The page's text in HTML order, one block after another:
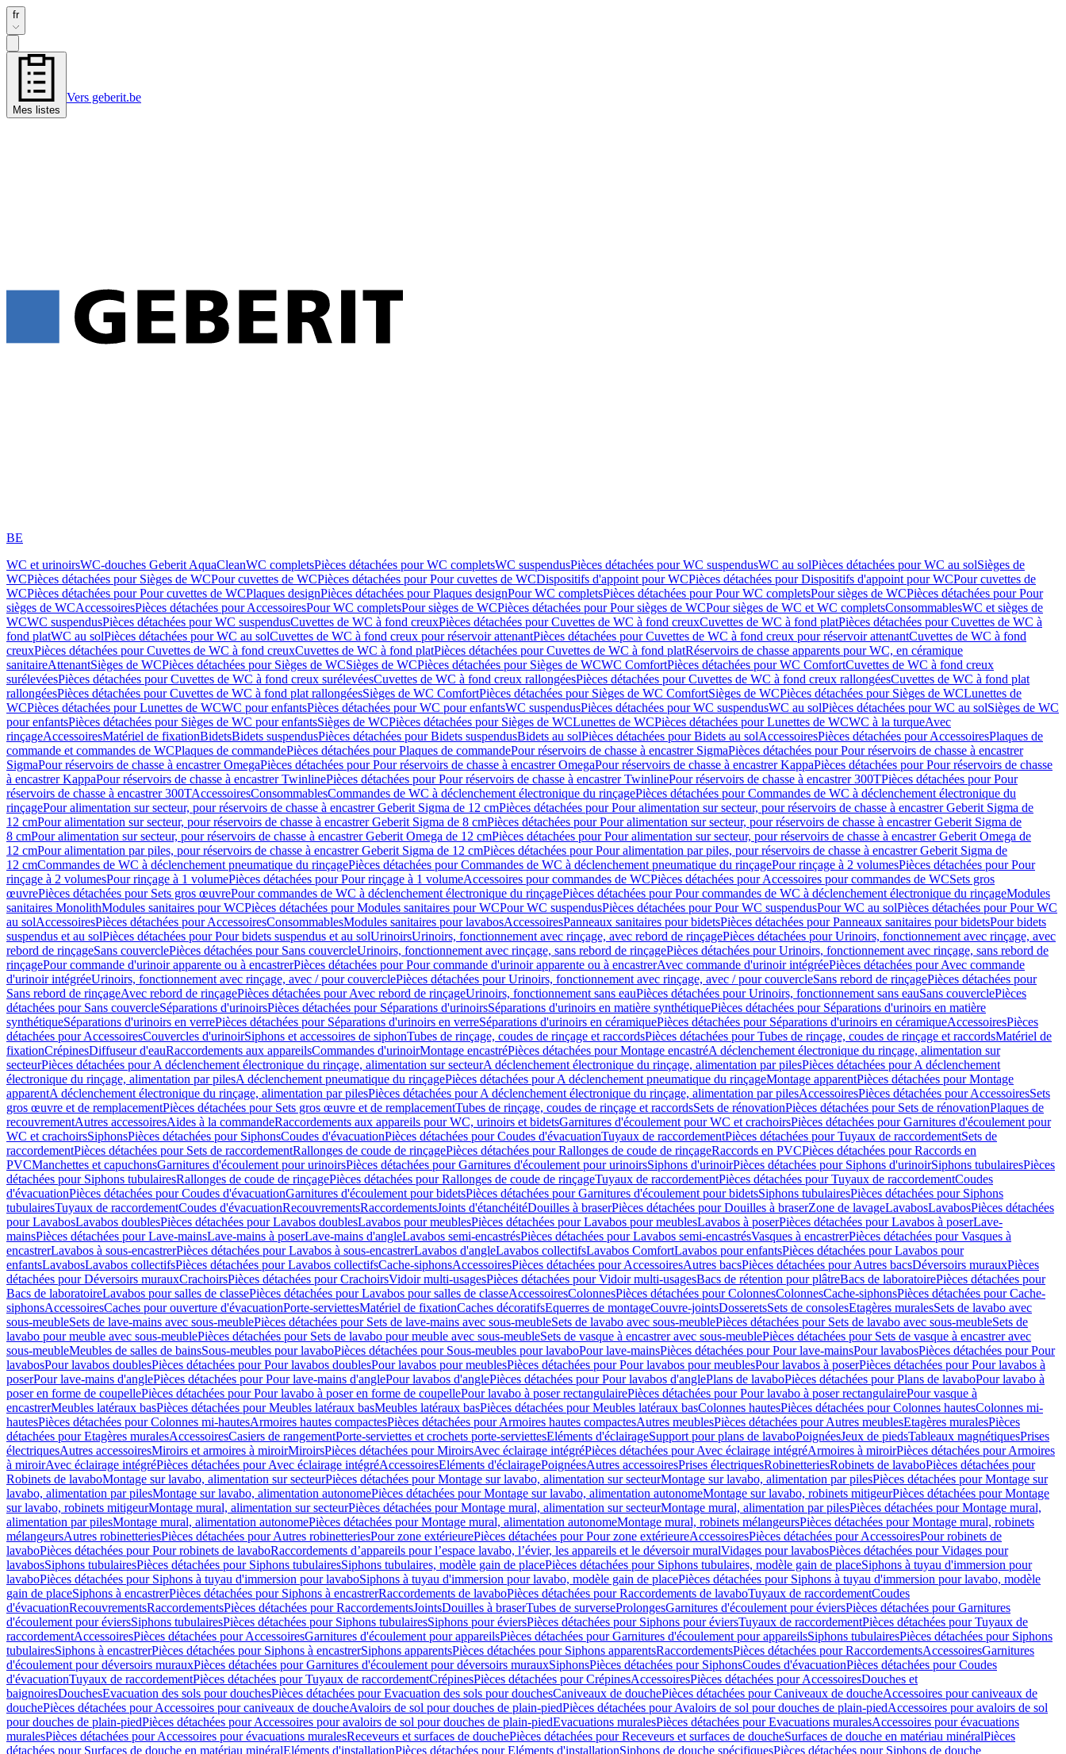
fr
Mes listes
Vers geberit.be
BE
WC et urinoirsWC-douches Geberit AquaCleanWC completsPièces détachées pour WC completsWC suspendusPièces détachées pour WC suspendusWC au solPièces détachées pour WC au solSièges de
WCPièces détachées pour Sièges de WCPour cuvettes de WCPièces détachées pour Pour cuvettes de WCDispositifs d'appoint pour WCPièces détachées pour Dispositifs d'appoint pour WCPour cuvettes de
WCPièces détachées pour Pour cuvettes de WCPlaques designPièces détachées pour Plaques designPour WC completsPièces détachées pour Pour WC completsPour sièges de WCPièces détachées pour Pour
sièges de WCAccessoiresPièces détachées pour AccessoiresPour WC completsPour sièges de WCPièces détachées pour Pour sièges de WCPour sièges de WC et WC completsConsommablesWC et sièges de
WCWC suspendusPièces détachées pour WC suspendusCuvettes de WC à fond creuxPièces détachées pour Cuvettes de WC à fond creuxCuvettes de WC à fond platPièces détachées pour Cuvettes de WC à
fond platWC au solPièces détachées pour WC au solCuvettes de WC à fond creux pour réservoir attenantPièces détachées pour Cuvettes de WC à fond creux pour réservoir attenantCuvettes de WC à fond
creuxPièces détachées pour Cuvettes de WC à fond creuxCuvettes de WC à fond platPièces détachées pour Cuvettes de WC à fond platRéservoirs de chasse apparents pour WC, en céramique
sanitaireAttenantSièges de WCPièces détachées pour Sièges de WCSièges de WCPièces détachées pour Sièges de WCWC ComfortPièces détachées pour WC ComfortCuvettes de WC à fond creux
surélevéesPièces détachées pour Cuvettes de WC à fond creux surélevéesCuvettes de WC à fond creux rallongéesPièces détachées pour Cuvettes de WC à fond creux rallongéesCuvettes de WC à fond plat
rallongéesPièces détachées pour Cuvettes de WC à fond plat rallongéesSièges de WC ComfortPièces détachées pour Sièges de WC ComfortSièges de WCPièces détachées pour Sièges de WCLunettes de
WCPièces détachées pour Lunettes de WCWC pour enfantsPièces détachées pour WC pour enfantsWC suspendusPièces détachées pour WC suspendusWC au solPièces détachées pour WC au solSièges de WC
pour enfantsPièces détachées pour Sièges de WC pour enfantsSièges de WCPièces détachées pour Sièges de WCLunettes de WCPièces détachées pour Lunettes de WCWC à la turqueAvec
rinçageAccessoiresMatériel de fixationBidetsBidets suspendusPièces détachées pour Bidets suspendusBidets au solPièces détachées pour Bidets au solAccessoiresPièces détachées pour AccessoiresPlaques de
commande et commandes de WCPlaques de commandePièces détachées pour Plaques de commandePour réservoirs de chasse à encastrer SigmaPièces détachées pour Pour réservoirs de chasse à encastrer
SigmaPour réservoirs de chasse à encastrer OmegaPièces détachées pour Pour réservoirs de chasse à encastrer OmegaPour réservoirs de chasse à encastrer KappaPièces détachées pour Pour réservoirs de chasse
à encastrer KappaPour réservoirs de chasse à encastrer TwinlinePièces détachées pour Pour réservoirs de chasse à encastrer TwinlinePour réservoirs de chasse à encastrer 300TPièces détachées pour Pour
réservoirs de chasse à encastrer 300TAccessoiresConsommablesCommandes de WC à déclenchement électronique du rinçagePièces détachées pour Commandes de WC à déclenchement électronique du
rinçagePour alimentation sur secteur, pour réservoirs de chasse à encastrer Geberit Sigma de 12 cmPièces détachées pour Pour alimentation sur secteur, pour réservoirs de chasse à encastrer Geberit Sigma de
12 cmPour alimentation sur secteur, pour réservoirs de chasse à encastrer Geberit Sigma de 8 cmPièces détachées pour Pour alimentation sur secteur, pour réservoirs de chasse à encastrer Geberit Sigma de
8 cmPour alimentation sur secteur, pour réservoirs de chasse à encastrer Geberit Omega de 12 cmPièces détachées pour Pour alimentation sur secteur, pour réservoirs de chasse à encastrer Geberit Omega de
12 cmPour alimentation par piles, pour réservoirs de chasse à encastrer Geberit Sigma de 12 cmPièces détachées pour Pour alimentation par piles, pour réservoirs de chasse à encastrer Geberit Sigma de
12 cmCommandes de WC à déclenchement pneumatique du rinçagePièces détachées pour Commandes de WC à déclenchement pneumatique du rinçagePour rinçage à 2 volumesPièces détachées pour Pour
rinçage à 2 volumesPour rinçage à 1 volumePièces détachées pour Pour rinçage à 1 volumeAccessoires pour commandes de WCPièces détachées pour Accessoires pour commandes de WCSets gros
œuvrePièces détachées pour Sets gros œuvrePour commandes de WC à déclenchement électronique du rinçagePièces détachées pour Pour commandes de WC à déclenchement électronique du rinçageModules
sanitaires MonolithModules sanitaires pour WCPièces détachées pour Modules sanitaires pour WCPour WC suspendusPièces détachées pour Pour WC suspendusPour WC au solPièces détachées pour Pour WC
au solAccessoiresPièces détachées pour AccessoiresConsommablesModules sanitaires pour lavabosAccessoiresPanneaux sanitaires pour bidetsPièces détachées pour Panneaux sanitaires pour bidetsPour bidets
suspendus et au solPièces détachées pour Pour bidets suspendus et au solUrinoirsUrinoirs, fonctionnement avec rinçage, avec rebord de rinçagePièces détachées pour Urinoirs, fonctionnement avec rinçage, avec
rebord de rinçageSans couverclePièces détachées pour Sans couvercleUrinoirs, fonctionnement avec rinçage, sans rebord de rinçagePièces détachées pour Urinoirs, fonctionnement avec rinçage, sans rebord de
rinçagePour commande d'urinoir apparente ou à encastrerPièces détachées pour Pour commande d'urinoir apparente ou à encastrerAvec commande d'urinoir intégréePièces détachées pour Avec commande
d'urinoir intégréeUrinoirs, fonctionnement avec rinçage, avec / pour couverclePièces détachées pour Urinoirs, fonctionnement avec rinçage, avec / pour couvercleSans rebord de rinçagePièces détachées pour
Sans rebord de rinçageAvec rebord de rinçagePièces détachées pour Avec rebord de rinçageUrinoirs, fonctionnement sans eauPièces détachées pour Urinoirs, fonctionnement sans eauSans couverclePièces
détachées pour Sans couvercleSéparations d'urinoirsPièces détachées pour Séparations d'urinoirsSéparations d'urinoirs en matière synthétiquePièces détachées pour Séparations d'urinoirs en matière
synthétiqueSéparations d'urinoirs en verrePièces détachées pour Séparations d'urinoirs en verreSéparations d'urinoirs en céramiquePièces détachées pour Séparations d'urinoirs en céramiqueAccessoiresPièces
détachées pour AccessoiresCouvercles d'urinoirSiphons et accessoires de siphonTubes de rinçage, coudes de rinçage et raccordsPièces détachées pour Tubes de rinçage, coudes de rinçage et raccordsMatériel de
fixationCrépinesDiffuseur d'eauRaccordements aux appareilsCommandes d'urinoirMontage encastréPièces détachées pour Montage encastréA déclenchement électronique du rinçage, alimentation sur
secteurPièces détachées pour A déclenchement électronique du rinçage, alimentation sur secteurA déclenchement électronique du rinçage, alimentation par pilesPièces détachées pour A déclenchement
électronique du rinçage, alimentation par pilesA déclenchement pneumatique du rinçagePièces détachées pour A déclenchement pneumatique du rinçageMontage apparentPièces détachées pour Montage
apparentA déclenchement électronique du rinçage, alimentation par pilesPièces détachées pour A déclenchement électronique du rinçage, alimentation par pilesAccessoiresPièces détachées pour AccessoiresSets
gros œuvre et de remplacementPièces détachées pour Sets gros œuvre et de remplacementTubes de rinçage, coudes de rinçage et raccordsSets de rénovationPièces détachées pour Sets de rénovationPlaques de
recouvrementAutres accessoiresAides à la commandeRaccordements aux appareils pour WC, urinoirs et bidetsGarnitures d'écoulement pour WC et crachoirsPièces détachées pour Garnitures d'écoulement pour
WC et crachoirsSiphonsPièces détachées pour SiphonsCoudes d'évacuationPièces détachées pour Coudes d'évacuationTuyaux de raccordementPièces détachées pour Tuyaux de raccordementSets de
raccordementPièces détachées pour Sets de raccordementRallonges de coude de rinçagePièces détachées pour Rallonges de coude de rinçageRaccords en PVCPièces détachées pour Raccords en
PVCManchettes et capuchonsGarnitures d'écoulement pour urinoirsPièces détachées pour Garnitures d'écoulement pour urinoirsSiphons d'urinoirPièces détachées pour Siphons d'urinoirSiphons tubulairesPièces
détachées pour Siphons tubulairesRallonges de coude de rinçagePièces détachées pour Rallonges de coude de rinçageTuyaux de raccordementPièces détachées pour Tuyaux de raccordementCoudes
d'évacuationPièces détachées pour Coudes d'évacuationGarnitures d'écoulement pour bidetsPièces détachées pour Garnitures d'écoulement pour bidetsSiphons tubulairesPièces détachées pour Siphons
tubulairesTuyaux de raccordementCoudes d'évacuationRecouvrementsRaccordementsJoints d'étanchéitéDouilles à braserPièces détachées pour Douilles à braserZone de lavageLavabosLavabosPièces détachées
pour LavabosLavabos doublesPièces détachées pour Lavabos doublesLavabos pour meublesPièces détachées pour Lavabos pour meublesLavabos à poserPièces détachées pour Lavabos à poserLave-
mainsPièces détachées pour Lave-mainsLave-mains à poserLave-mains d'angleLavabos semi-encastrésPièces détachées pour Lavabos semi-encastrésVasques à encastrerPièces détachées pour Vasques à
encastrerLavabos à sous-encastrerPièces détachées pour Lavabos à sous-encastrerLavabos d'angleLavabos collectifsLavabos ComfortLavabos pour enfantsPièces détachées pour Lavabos pour
enfantsLavabosLavabos collectifsPièces détachées pour Lavabos collectifsCache-siphonsAccessoiresPièces détachées pour AccessoiresAutres bacsPièces détachées pour Autres bacsDéversoirs murauxPièces
détachées pour Déversoirs murauxCrachoirsPièces détachées pour CrachoirsVidoir multi-usagesPièces détachées pour Vidoir multi-usagesBacs de rétention pour plâtreBacs de laboratoirePièces détachées pour
Bacs de laboratoireLavabos pour salles de classePièces détachées pour Lavabos pour salles de classeAccessoiresColonnesPièces détachées pour ColonnesColonnesCache-siphonsPièces détachées pour Cache-
siphonsAccessoiresCaches pour ouverture d'évacuationPorte-serviettesMatériel de fixationCaches décoratifsEquerres de montageCouvre-jointsDosseretsSets de consolesEtagères muralesSets de lavabo avec
sous-meubleSets de lave-mains avec sous-meublePièces détachées pour Sets de lave-mains avec sous-meubleSets de lavabo avec sous-meublePièces détachées pour Sets de lavabo avec sous-meubleSets de
lavabo pour meuble avec sous-meublePièces détachées pour Sets de lavabo pour meuble avec sous-meubleSets de vasque à encastrer avec sous-meublePièces détachées pour Sets de vasque à encastrer avec
sous-meubleMeubles de salles de bainsSous-meubles pour lavaboPièces détachées pour Sous-meubles pour lavaboPour lave-mainsPièces détachées pour Pour lave-mainsPour lavabosPièces détachées pour Pour
lavabosPour lavabos doublesPièces détachées pour Pour lavabos doublesPour lavabos pour meublesPièces détachées pour Pour lavabos pour meublesPour lavabos à poserPièces détachées pour Pour lavabos à
poserPour lave-mains d'anglePièces détachées pour Pour lave-mains d'anglePour lavabos d'anglePièces détachées pour Pour lavabos d'anglePlans de lavaboPièces détachées pour Plans de lavaboPour lavabo à
poser en forme de coupellePièces détachées pour Pour lavabo à poser en forme de coupellePour lavabo à poser rectangulairePièces détachées pour Pour lavabo à poser rectangulairePour vasque à
encastrerMeubles latéraux basPièces détachées pour Meubles latéraux basMeubles latéraux basPièces détachées pour Meubles latéraux basColonnes hautesPièces détachées pour Colonnes hautesColonnes mi-
hautesPièces détachées pour Colonnes mi-hautesArmoires hautes compactesPièces détachées pour Armoires hautes compactesAutres meublesPièces détachées pour Autres meublesEtagères muralesPièces
détachées pour Etagères muralesAccessoiresCasiers de rangementPorte-serviettes et crochets porte-serviettesEléments d'éclairageSupport pour plans de lavaboPoignéesJeux de piedsTableaux magnétiquesPrises
électriquesAutres accessoiresMiroirs et armoires à miroirMiroirsPièces détachées pour MiroirsAvec éclairage intégréPièces détachées pour Avec éclairage intégréArmoires à miroirPièces détachées pour Armoires
à miroirAvec éclairage intégréPièces détachées pour Avec éclairage intégréAccessoiresEléments d'éclairagePoignéesAutres accessoiresPrises électriquesRobinetteriesRobinets de lavaboPièces détachées pour
Robinets de lavaboMontage sur lavabo, alimentation sur secteurPièces détachées pour Montage sur lavabo, alimentation sur secteurMontage sur lavabo, alimentation par pilesPièces détachées pour Montage sur
lavabo, alimentation par pilesMontage sur lavabo, alimentation autonomePièces détachées pour Montage sur lavabo, alimentation autonomeMontage sur lavabo, robinets mitigeurPièces détachées pour Montage
sur lavabo, robinets mitigeurMontage mural, alimentation sur secteurPièces détachées pour Montage mural, alimentation sur secteurMontage mural, alimentation par pilesPièces détachées pour Montage mural,
alimentation par pilesMontage mural, alimentation autonomePièces détachées pour Montage mural, alimentation autonomeMontage mural, robinets mélangeursPièces détachées pour Montage mural, robinets
mélangeursAutres robinetteriesPièces détachées pour Autres robinetteriesPour zone extérieurePièces détachées pour Pour zone extérieureAccessoiresPièces détachées pour AccessoiresPour robinets de
lavaboPièces détachées pour Pour robinets de lavaboRaccordements d’appareils pour l’espace lavabo, l’évier, les appareils et le déversoir muralVidages pour lavabosPièces détachées pour Vidages pour
lavabosSiphons tubulairesPièces détachées pour Siphons tubulairesSiphons tubulaires, modèle gain de placePièces détachées pour Siphons tubulaires, modèle gain de placeSiphons à tuyau d'immersion pour
lavaboPièces détachées pour Siphons à tuyau d'immersion pour lavaboSiphons à tuyau d'immersion pour lavabo, modèle gain de placePièces détachées pour Siphons à tuyau d'immersion pour lavabo, modèle
gain de placeSiphons à encastrerPièces détachées pour Siphons à encastrerRaccordements de lavaboPièces détachées pour Raccordements de lavaboTuyaux de raccordementCoudes
d'évacuationRecouvrementsRaccordementsPièces détachées pour RaccordementsJointsDouilles à braserTubes de surverseProlongesGarnitures d'écoulement pour éviersPièces détachées pour Garnitures
d'écoulement pour éviersSiphons tubulairesPièces détachées pour Siphons tubulairesSiphons pour éviersPièces détachées pour Siphons pour éviersTuyaux de raccordementPièces détachées pour Tuyaux de
raccordementAccessoiresPièces détachées pour AccessoiresGarnitures d'écoulement pour appareilsPièces détachées pour Garnitures d'écoulement pour appareilsSiphons tubulairesPièces détachées pour Siphons
tubulairesSiphons à encastrerPièces détachées pour Siphons à encastrerSiphons apparentsPièces détachées pour Siphons apparentsRaccordementsPièces détachées pour RaccordementsAccessoiresGarnitures
d'écoulement pour déversoirs murauxPièces détachées pour Garnitures d'écoulement pour déversoirs murauxSiphonsPièces détachées pour SiphonsCoudes d'évacuationPièces détachées pour Coudes
d'évacuationTuyaux de raccordementPièces détachées pour Tuyaux de raccordementCrépinesPièces détachées pour CrépinesAccessoiresPièces détachées pour AccessoiresDouches et
baignoiresDouchesEvacuation des sols pour douchesPièces détachées pour Evacuation des sols pour douchesCaniveaux de douchePièces détachées pour Caniveaux de doucheAccessoires pour caniveaux de
douchePièces détachées pour Accessoires pour caniveaux de doucheAvaloirs de sol pour douches de plain-piedPièces détachées pour Avaloirs de sol pour douches de plain-piedAccessoires pour avaloirs de sol
pour douches de plain-piedPièces détachées pour Accessoires pour avaloirs de sol pour douches de plain-piedEvacuations muralesPièces détachées pour Evacuations muralesAccessoires pour évacuations
muralesPièces détachées pour Accessoires pour évacuations muralesReceveurs et surfaces de douchePièces détachées pour Receveurs et surfaces de doucheSurfaces de douche en matériau minéralPièces
détachées pour Surfaces de douche en matériau minéralEléments d'installationPièces détachées pour Eléments d'installationSiphons de douche spécifiquesPièces détachées pour Siphons de douche